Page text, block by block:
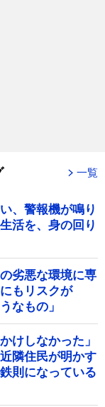
一覧
、警報機が鳴り
活を、身の回り
劣悪な環境に専
もリスクが
なもの」
けしなかった」
隣住民が明かす
則になっている